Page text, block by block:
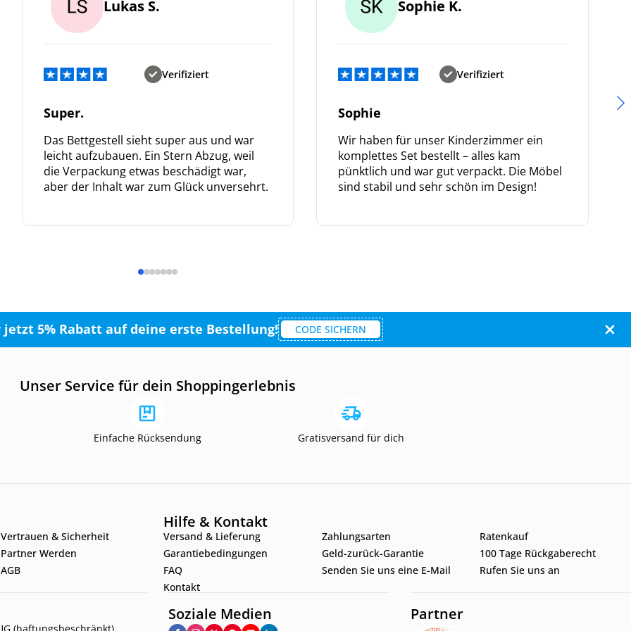
Lukas S.
Verifiziert
Super.
Das Bettgestell sieht super aus und war
leicht aufzubauen. Ein Stern Abzug, weil
die Verpackung etwas beschädigt war,
aber der Inhalt war zum Glück unversehrt.
Sophie K.
Verifiziert
Sophie
Wir haben für unser Kinderzimmer ein
komplettes Set bestellt – alles kam
pünktlich und war gut verpackt. Die Möbel
sind stabil und sehr schön im Design!
jetzt 5% Rabatt auf deine erste Bestellung! CODE SICHERN
Unser Service für dein Shoppingerlebnis
Einfache Rücksendung Gratisversand für dich
Vertrauen & Sicherheit
Partner Werden
AGB
Hilfe & Kontakt
Versand & Lieferung Zahlungsarten
Ratenkauf
Garantiebedingungen
Geld-zurück-Garantie
100 Tage Rückgaberecht
FAQ
Senden Sie uns eine E-Mail
Rufen Sie uns an
Kontakt
Soziale Medien Partner